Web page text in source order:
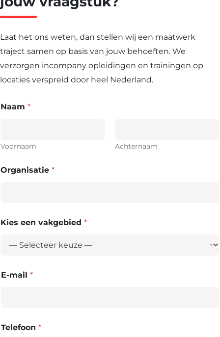
Laat het ons weten, dan stellen wij een maatwerk
traject samen op basis van jouw behoeften. We
verzorgen incompany opleidingen en trainingen op
locaties verspreid door heel Nederland.
Naam *
Voornaam Achternaam
Organisatie *
Kies een vakgebied *
E-mail *
Telefoon *